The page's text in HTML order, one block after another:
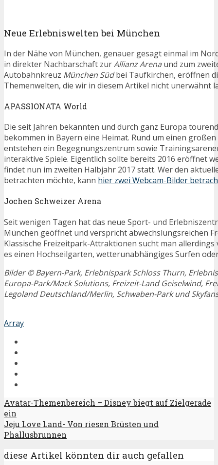
Neue Erlebniswelten bei München
In der Nähe von München, genauer gesagt einmal im
in direkter Nachbarschaft zurAllianz Arena und zum
Autobahnkreuz München Südbei Taufkirchen, eröffnen
Themenwelten, die wir in diesem Artikel nicht unerwähnt
APASSIONATA World
Die seit Jahren bekannten und durch ganz Europa
bekommen in Bayern eine Heimat. Rund um einen
entstehen ein Begegnungszentrum sowie
interaktive Spiele. Eigentlich sollte bereits 2016 eröffnet
findet nun im zweiten Halbjahr 2017 statt. Wer den
betrachten möchte, kann hier zwei Webcam-Bilder
Jochen Schweizer Arena
Seit wenigen Tagen hat das neue Sport- und
München geöffnet und verspricht abwechslungsreichen
Klassische Freizeitpark-Attraktionen sucht man
es einen Hochseilgarten, wetterunabhängiges Surfen
Bilder © Bayern-Park, Erlebnispark Schloss Thurn,
Europa-Park/Mack Solutions, Freizeit-Land Geiselwind,
Legoland Deutschland/Merlin, Schwaben-Park und
Array
Avatar-Themenbereich – Disney biegt auf Zielgerade
ein
Jeju Love Land- Von riesen Brüsten und
Phallusbrunnen
diese Artikel könnten dir auch gefallen